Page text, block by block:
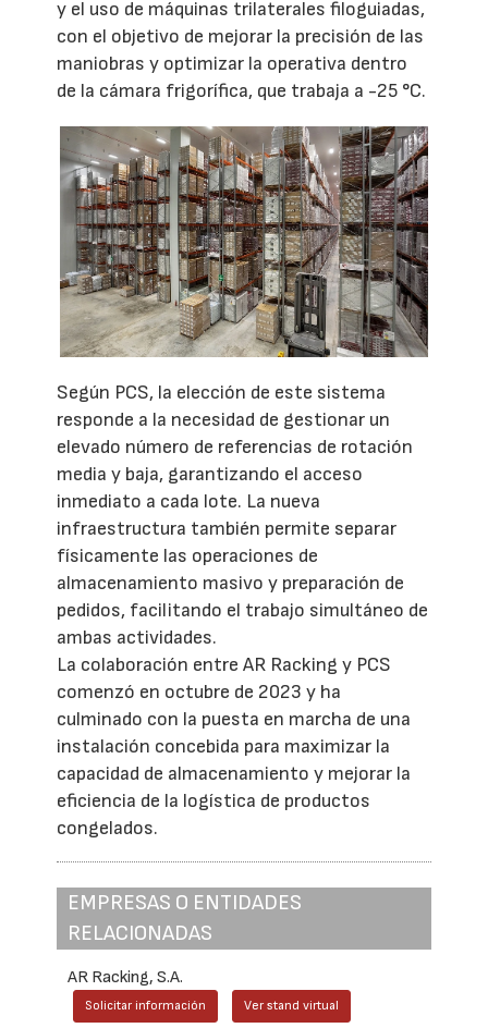
y el uso de máquinas trilaterales filoguiadas,
con el objetivo de mejorar la precisión de las
maniobras y optimizar la operativa dentro
de la cámara frigorífica, que trabaja a -25 °C.
Según PCS, la elección de este sistema
responde a la necesidad de gestionar un
elevado número de referencias de rotación
media y baja, garantizando el acceso
inmediato a cada lote. La nueva
infraestructura también permite separar
físicamente las operaciones de
almacenamiento masivo y preparación de
pedidos, facilitando el trabajo simultáneo de
ambas actividades.
La colaboración entre AR Racking y PCS
comenzó en octubre de 2023 y ha
culminado con la puesta en marcha de una
instalación concebida para maximizar la
capacidad de almacenamiento y mejorar la
eficiencia de la logística de productos
congelados.
EMPRESAS O ENTIDADES
RELACIONADAS
AR Racking, S.A.
Solicitar información Ver stand virtual